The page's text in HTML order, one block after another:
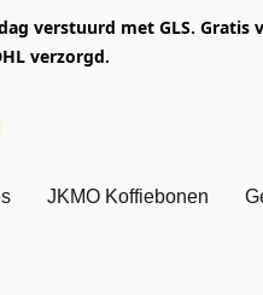
verstuurd met GLS. Gratis
verzorgd.
JKMO Koffiebonen